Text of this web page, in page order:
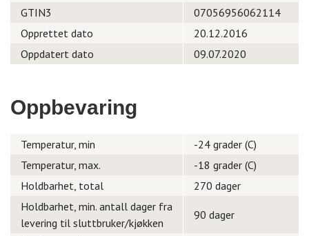
GTIN3
07056956062114
Opprettet dato
20.12.2016
Oppdatert dato
09.07.2020
Oppbevaring
Temperatur, min
-24 grader (C)
Temperatur, max.
-18 grader (C)
Holdbarhet, total
270 dager
Holdbarhet, min. antall dager fra
levering til sluttbruker/kjøkken
90 dager